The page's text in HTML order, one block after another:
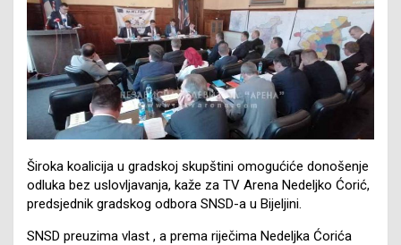
Široka koalicija u gradskoj skupštini omogućiće donošenje
odluka bez uslovljavanja, kaže za TV Arena Nedeljko Ćorić,
predsjednik gradskog odbora SNSD-a u Bijeljini.
SNSD preuzima vlast , a prema riječima Nedeljka Ćorića